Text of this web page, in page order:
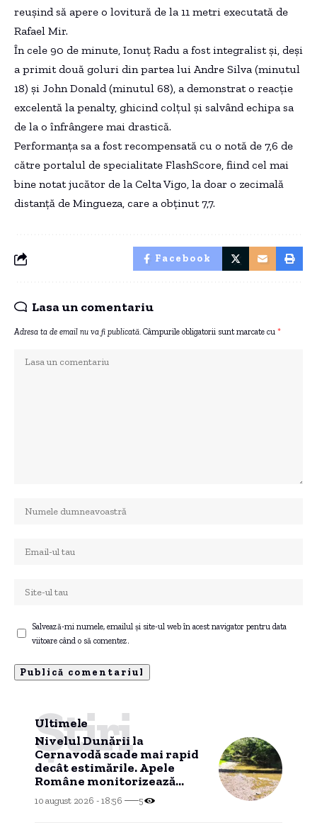
reușind să apere o lovitură de la 11 metri executată de
Rafael Mir.
În cele 90 de minute, Ionuț Radu a fost integralist și, deși
a primit două goluri din partea lui Andre Silva (minutul
18) și John Donald (minutul 68), a demonstrat o reacție
excelentă la penalty, ghicind colțul și salvând echipa sa
de la o înfrângere mai drastică.
Performanța sa a fost recompensată cu o notă de 7,6 de
către portalul de specialitate FlashScore, fiind cel mai
bine notat jucător de la Celta Vigo, la doar o zecimală
distanță de Mingueza, care a obținut 7,7.
Facebook
Lasa un comentariu
Adresa ta de email nu va fi publicată. Câmpurile obligatorii sunt marcate cu *
Salvează-mi numele, emailul și site-ul web în acest navigator pentru data
viitoare când o să comentez.
Ultimele
Știri
Nivelul Dunării la
Cernavodă scade mai rapid
decât estimările. Apele
Române monitorizează
situația.
10 august 2026 - 18:56 5